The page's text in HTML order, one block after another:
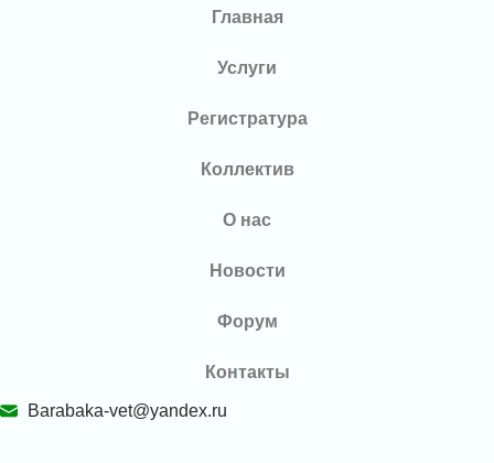
Главная
Услуги
Регистратура
Коллектив
О нас
Новости
Форум
Контакты
Barabaka-vet@yandex.ru